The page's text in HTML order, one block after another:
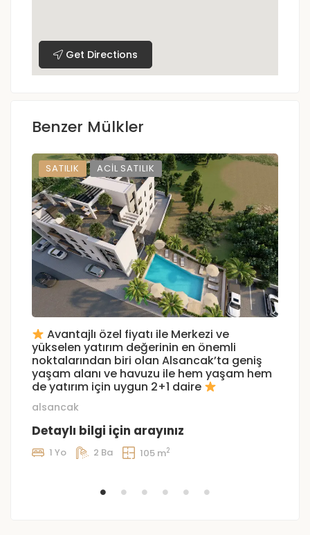
Get Directions
Benzer Mülkler
SATILIK ACIL SATILIK
Avantajlı özel fiyatı ile Merkezi ve
yükselen yatırım değerinin en önemli
noktalarından biri olan Alsancak’ta geniş
yaşam alanı ve havuzu ile hem yaşam hem
de yatırım için uygun 2+1 daire
alsancak
Detaylı bilgi için arayınız
1 Yo 2 Ba 105 m2